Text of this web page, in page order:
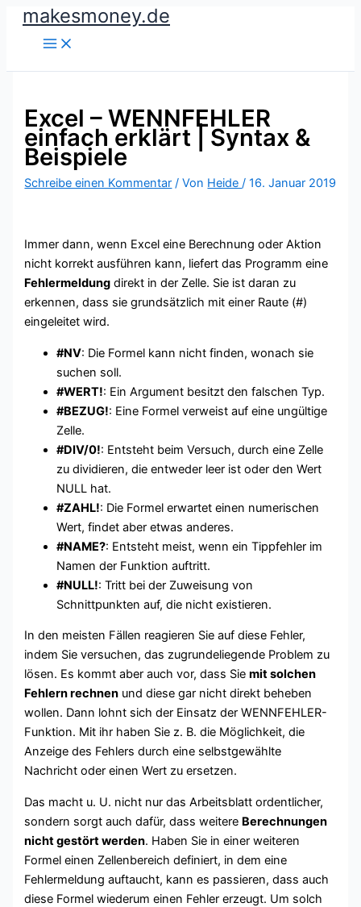
Zummakesmoney.de
Excel – WENNFEHLER
einfach erklärt | Syntax &
Beispiele
Schreibe einen Kommentar / Von Heide/16. Januar 2019
Immer dann, wenn Excel eine Berechnung oder Aktion
nicht korrekt ausführen kann, liefert das Programm eine
Fehlermeldung direkt in der Zelle. Sie ist daran zu
erkennen, dass sie grundsätzlich mit einer Raute (#)
eingeleitet wird.
#NV: Die Formel kann nicht finden, wonach sie
suchen soll.
#WERT!: Ein Argument besitzt den falschen Typ.
#BEZUG!: Eine Formel verweist auf eine ungültige
Zelle.
#DIV/0!: Entsteht beim Versuch, durch eine Zelle
zu dividieren, die entweder leer ist oder den Wert
NULL hat.
#ZAHL!: Die Formel erwartet einen numerischen
Wert, findet aber etwas anderes.
#NAME?: Entsteht meist, wenn ein Tippfehler im
Namen der Funktion auftritt.
#NULL!: Tritt bei der Zuweisung von
Schnittpunkten auf, die nicht existieren.
In den meisten Fällen reagieren Sie auf diese Fehler,
indem Sie versuchen, das zugrundeliegende Problem zu
lösen. Es kommt aber auch vor, dass Siemit solchen
Fehlern rechnen und diese gar nicht direkt beheben
wollen. Dann lohnt sich der Einsatz der WENNFEHLER-
Funktion. Mit ihr haben Sie z. B. die Möglichkeit, die
Anzeige des Fehlers durch eine selbstgewählte
Nachricht oder einen Wert zu ersetzen.
Das macht u. U. nicht nur das Arbeitsblatt ordentlicher,
sondern sorgt auch dafür, dass weitere Berechnungen
nicht gestört werden. Haben Sie in einer weiteren
Formel einen Zellenbereich definiert, in dem eine
Fehlermeldung auftaucht, kann es passieren, dass auch
diese Formel wiederum einen Fehler erzeugt. Um solch